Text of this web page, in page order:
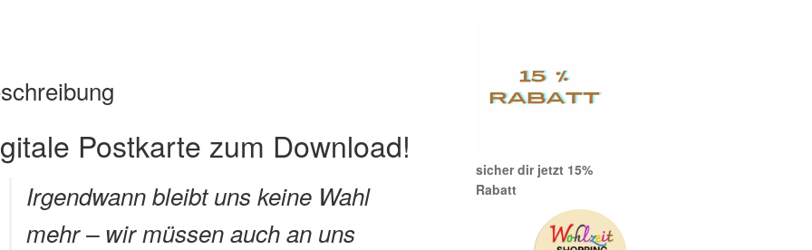
Postkarte zum Download!
Irgendwann bleibt uns keine Wahl
mehr – wir müssen auch an uns
sicher dir jetzt 15%
Rabatt